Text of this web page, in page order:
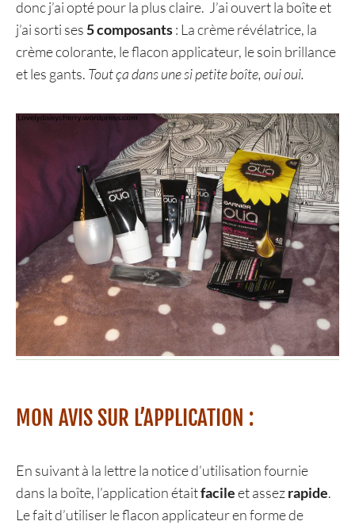
donc j’ai opté pour la plus claire. J’ai ouvert la boîte et
j’ai sorti ses 5 composants: La crème révélatrice, la
crème colorante, le flacon applicateur, le soin brillance
et les gants. Tout ça dans une si petite boîte, oui oui.
MON AVIS SUR L’APPLICATION :
En suivant à la lettre la notice d’utilisation fournie
dans la boîte, l’application étaitfacileet assezrapide.
Le fait d’utiliser le flacon applicateur en forme de